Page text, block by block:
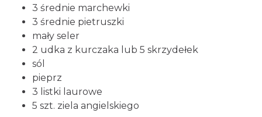
3 średnie marchewki
3 średnie pietruszki
mały seler
2 udka z kurczaka lub 5 skrzydełek
sól
pieprz
3 listki laurowe
5 szt. ziela angielskiego